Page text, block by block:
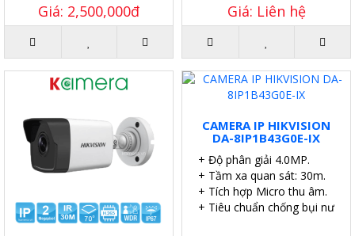
Giá: 2,500,000đ Giá: Liên hệ
CAMERA IP HIKVISION
DA-8IP1B43G0E-IX
+ Độ phân giải 4.0MP.
+ Tầm xa quan sát: 30m.
+ Tích hợp Micro thu âm.
+ Tiêu chuẩn chống bụi nước